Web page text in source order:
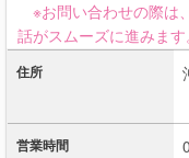
※お問い合わせの際は
話がスムーズに進みます
住所
営業時間